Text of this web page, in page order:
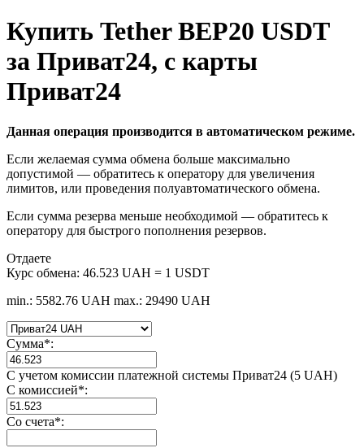
Купить Tether BEP20 USDT
за Приват24, с карты
Приват24
Данная операция производится в автоматическом режиме.
Если желаемая сумма обмена больше максимально
допустимой — обратитесь к оператору для увеличения
лимитов, или проведения полуавтоматического обмена.
Если сумма резерва меньше необходимой — обратитесь к
оператору для быстрого пополнения резервов.
Отдаете
Курс обмена: 46.523 UAH = 1 USDT
min.: 5582.76 UAH max.: 29490 UAH
Сумма*:
С учетом комиссии платежной системы Приват24 (5 UAH)
С комиссией*:
Со счета*: